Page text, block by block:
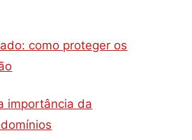
como proteger os
importância da